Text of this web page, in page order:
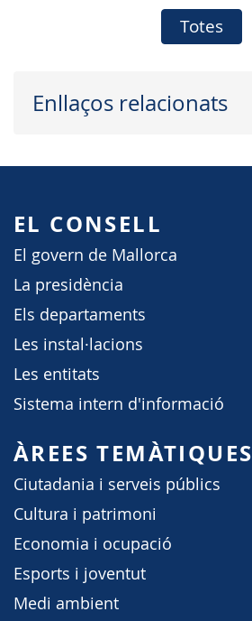
Totes
Enllaços relacionats
EL CONSELL
El govern de Mallorca
La presidència
Els departaments
Les instal·lacions
Les entitats
Sistema intern d'informació
ÀREES TEMÀTIQUES
Ciutadania i serveis públics
Cultura i patrimoni
Economia i ocupació
Esports i joventut
Medi ambient